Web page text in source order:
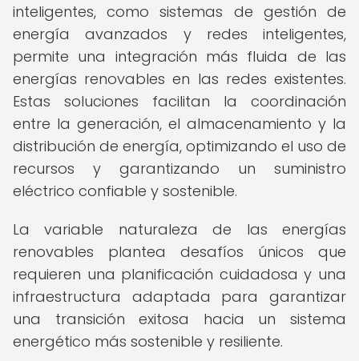
inteligentes, como sistemas de gestión de
energía avanzados y redes inteligentes,
permite una integración más fluida de las
energías renovables en las redes existentes.
Estas soluciones facilitan la coordinación
entre la generación, el almacenamiento y la
distribución de energía, optimizando el uso de
recursos y garantizando un suministro
eléctrico confiable y sostenible.
La variable naturaleza de las energías
renovables plantea desafíos únicos que
requieren una planificación cuidadosa y una
infraestructura adaptada para garantizar
una transición exitosa hacia un sistema
energético más sostenible y resiliente.